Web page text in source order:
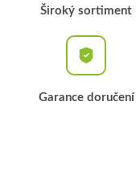
Široký sortiment
Garance doručení